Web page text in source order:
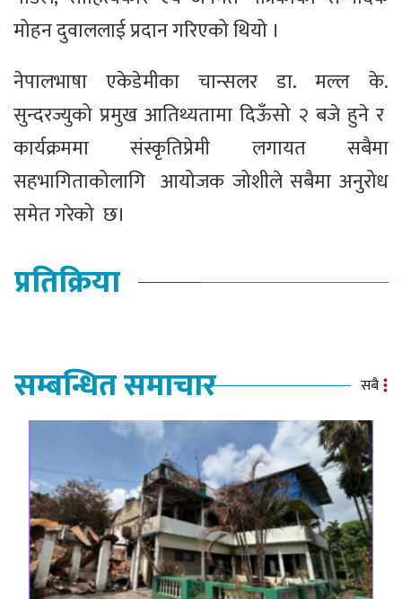
मोहन दुवाललाई प्रदान गरिएको थियो ।
नेपालभाषा एकेडेमीका चान्सलर डा. मल्ल के.
सुन्दरज्युको प्रमुख आतिथ्यतामा दिऊँसो २ बजे हुने र
कार्यक्रममा संस्कृतिप्रेमी लगायत सबैमा
सहभागिताकोलागि आयोजक जोशीले सबैमा अनुरोध
समेत गरेको छ।
प्रतिक्रिया
सम्बन्धित समाचार सबै